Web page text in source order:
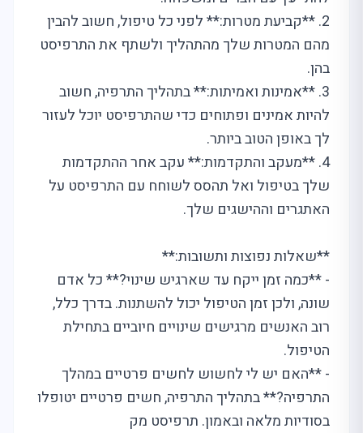
2. **קביעת מטרות:** לפני כל טיפול, חשוב להבין
מהם המטרות שלך מהתהליך ולשתף את התרפיסט
בהן.
3. **אמינות ואמיתות:** בתהליך התרפיה, חשוב
להיות אמינים ופתוחים כדי שהתרפיסט יוכל לעזור
לך באופן הטוב ביותר.
4. **מעקב והתקדמות:** עקב אחר ההתקדמות
שלך בטיפול ואל תהסס לשוחח עם התרפיסט על
האתגרים וההישגים שלך.
**שאלות נפוצות ותשובות:**
- **כמה זמן ייקח עד שארגיש שינוי?** כל אדם
שונה, ולכן זמן הטיפול יכול להשתנות. בדרך כלל,
רוב האנשים מרגישים שינויים חיוביים בתחילת
הטיפול.
- **האם יש לי לחשוש לחשים פרטיים במהלך
התרפיה?** בתהליך התרפיה, חשים פרטיים יטופלו
בסודיות מלאה ובאמון. תרפיסט מק